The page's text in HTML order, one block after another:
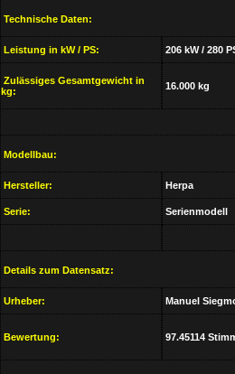
Technische Daten:
Leistung in kW / PS: 206 kW / 280
Zulässiges Gesamtgewicht in
kg:
16.000 kg
Modellbau:
Hersteller: Herpa
Serie: Serienmodell
Details zum Datensatz:
Urheber: Manuel
Bewertung: 97.45114